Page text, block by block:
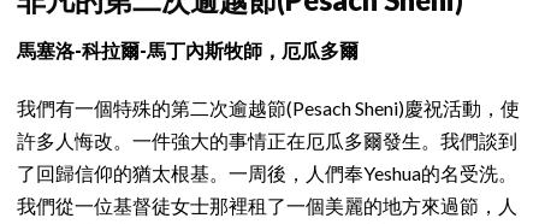
馬塞洛-科拉爾-馬丁內斯牧師，厄瓜多爾
我們有一個特殊的第二次逾越節(Pesach Sheni)慶祝活動，使
許多人悔改。一件強大的事情正在厄瓜多爾發生。我們談到
了回歸信仰的猶太根基。一周後，人們奉Yeshua的名受洗。
我們從一位基督徒女士那裡租了一個美麗的地方來過節，人